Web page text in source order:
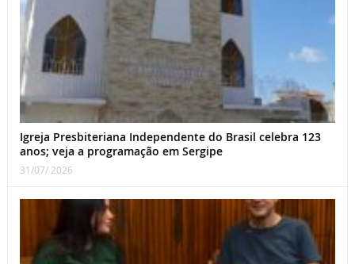
Igreja Presbiteriana Independente do Brasil celebra 123
anos; veja a programação em Sergipe
31/07/ 2026